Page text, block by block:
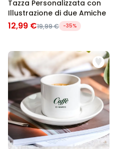
Tazza Personalizzata con
Illustrazione di due Amiche
12,99 €19,99 € -35%